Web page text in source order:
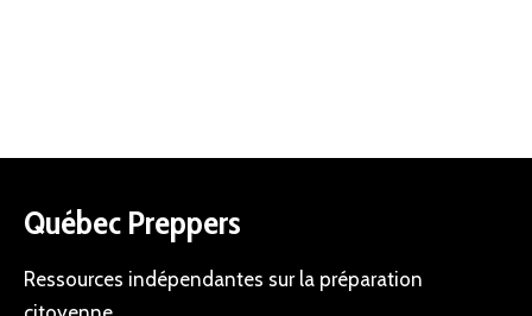
Québec Preppers
Ressources indépendantes sur la préparation